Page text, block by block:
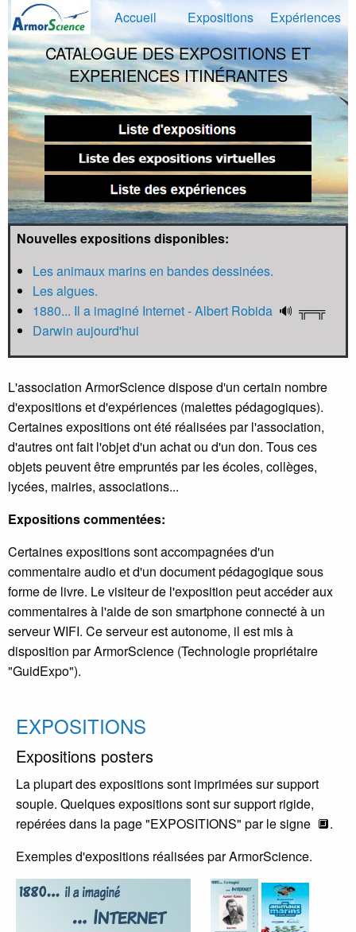
Accueil Expositions Expériences
CATALOGUE DES EXPOSITIONS ET
EXPERIENCES ITINÉRANTES
Nouvelles expositions disponibles:
Les animaux marins en bandes dessinées.
Les algues.
1880... Il a imaginé Internet - Albert Robida 🔊 ╦═╦
Darwin aujourd'hui
L'association ArmorScience dispose d'un certain nombre
d'expositions et d'expériences (malettes pédagogiques).
Certaines expositions ont été réalisées par l'association,
d'autres ont fait l'objet d'un achat ou d'un don. Tous ces
objets peuvent être empruntés par les écoles, collèges,
lycées, mairies, associations...
Expositions commentées:
Certaines expositions sont accompagnées d'un
commentaire audio et d'un document pédagogique sous
forme de livre. Le visiteur de l'exposition peut accéder aux
commentaires à l'aide de son smartphone connecté à un
serveur WIFI. Ce serveur est autonome, il est mis à
disposition par ArmorScience (Technologie propriétaire
"GuidExpo").
EXPOSITIONS
Expositions posters
La plupart des expositions sont imprimées sur support
souple. Quelques expositions sont sur support rigide,
repérées dans la page "EXPOSITIONS" par le signe 🔲.
Exemples d'expositions réalisées par ArmorScience.